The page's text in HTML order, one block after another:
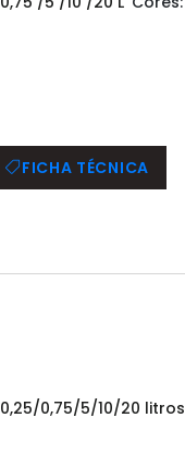
FICHA TÉCNICA
0,25/0,75/5/10/20 litros